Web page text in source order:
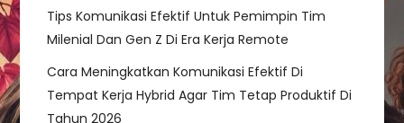
Tips Komunikasi Efektif Untuk Pemimpin Tim
Milenial Dan Gen Z Di Era Kerja Remote
Cara Meningkatkan Komunikasi Efektif Di
Tempat Kerja Hybrid Agar Tim Tetap Produktif Di
Tahun 2026